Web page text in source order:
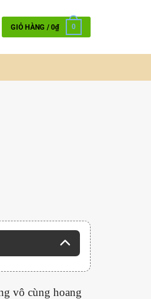
GIỎ HÀNG /0₫ 0
vô cùng hoang